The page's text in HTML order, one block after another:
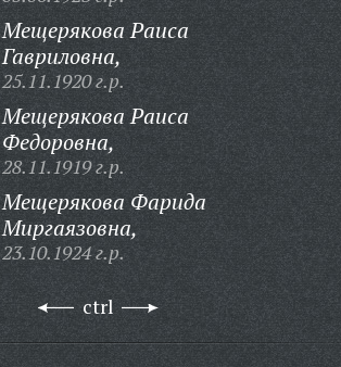
Мещерякова Раиса
Гавриловна,
25.11.1920 г.р.
Мещерякова Раиса
Федоровна,
28.11.1919 г.р.
Мещерякова Фарида
Миргаязовна,
23.10.1924 г.р.
ctrl